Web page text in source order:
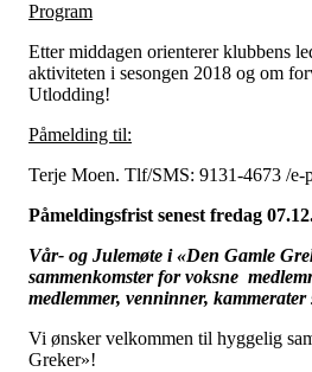
Program
Etter middagen orienterer klubbens
aktiviteten i sesongen 2018 og om
Utlodding!
Påmelding til:
Terje Moen. Tlf/SMS: 9131-4673 /e-
Påmeldingsfrist senest fredag
Vår- og Julemøte i «Den Gamle
sammenkomster for voksne
medlemmer, venninner, kammerater
Vi ønsker velkommen til hyggelig
Greker»!